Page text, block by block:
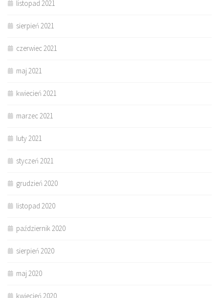
listopad 2021
sierpień 2021
czerwiec 2021
maj 2021
kwiecień 2021
marzec 2021
luty 2021
styczeń 2021
grudzień 2020
listopad 2020
październik 2020
sierpień 2020
maj 2020
kwiecień 2020